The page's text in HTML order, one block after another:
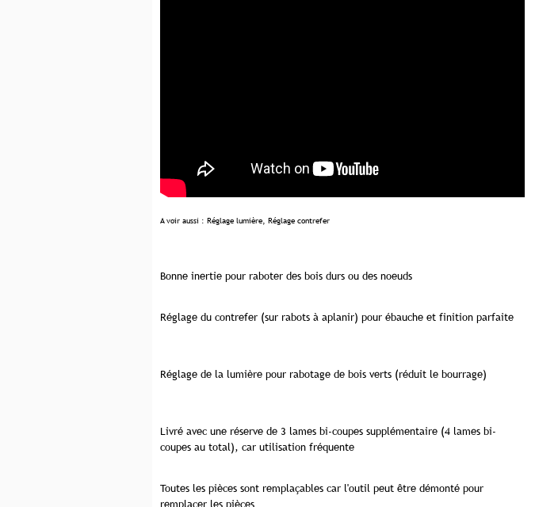
A voir aussi : Réglage lumière, Réglage contrefer
Bonne inertie pour raboter des bois durs ou des noeuds
Réglage du contrefer (sur rabots à aplanir) pour ébauche et finition parfaite
Réglage de la lumière pour rabotage de bois verts (réduit le bourrage)
Livré avec une réserve de 3 lames bi-coupes supplémentaire (4 lames bi-
coupes au total), car utilisation fréquente
Toutes les pièces sont remplaçables car l'outil peut être démonté pour
remplacer les pièces